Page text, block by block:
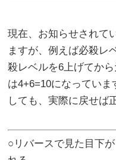
現在、お知らせされて
ますが、例えば必殺レ
殺レベルを6上げてか
は4+6=10になっていま
しても、実際に戻せば
○リバースで見た目下